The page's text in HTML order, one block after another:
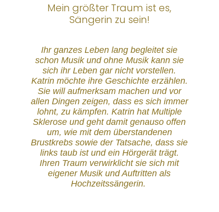
Mein größter Traum ist es,
Sängerin zu sein!
Ihr ganzes Leben lang begleitet sie
schon Musik und ohne Musik kann sie
sich ihr Leben gar nicht vorstellen.
Katrin möchte ihre Geschichte erzählen.
Sie will aufmerksam machen und vor
allen Dingen zeigen, dass es sich immer
lohnt, zu kämpfen. Katrin hat Multiple
Sklerose und geht damit genauso offen
um, wie mit dem überstandenen
Brustkrebs sowie der Tatsache, dass sie
links taub ist und ein Hörgerät trägt.
Ihren Traum verwirklicht sie sich mit
eigener Musik und Auftritten als
Hochzeitssängerin.